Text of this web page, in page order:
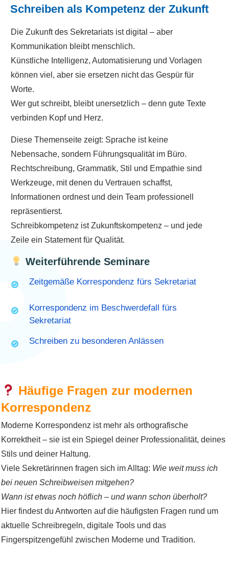
Schreiben als Kompetenz der Zukunft
Die Zukunft des Sekretariats ist digital – aber
Kommunikation bleibt menschlich.
Künstliche Intelligenz, Automatisierung und Vorlagen
können viel, aber sie ersetzen nicht das Gespür für
Worte.
Wer gut schreibt, bleibt unersetzlich – denn gute Texte
verbinden Kopf und Herz.
Diese Themenseite zeigt: Sprache ist keine
Nebensache, sondern Führungsqualität im Büro.
Rechtschreibung, Grammatik, Stil und Empathie sind
Werkzeuge, mit denen du Vertrauen schaffst,
Informationen ordnest und dein Team professionell
repräsentierst.
Schreibkompetenz ist Zukunftskompetenz – und jede
Zeile ein Statement für Qualität.
Weiterführende Seminare
Zeitgemäße Korrespondenz fürs Sekretariat
Korrespondenz im Beschwerdefall fürs
Sekretariat
Schreiben zu besonderen Anlässen
Häufige Fragen zur modernen
Korrespondenz
Moderne Korrespondenz ist mehr als orthografische
Korrektheit – sie ist ein Spiegel deiner Professionalität, deines
Stils und deiner Haltung.
Viele Sekretärinnen fragen sich im Alltag: Wie weit muss ich
bei neuen Schreibweisen mitgehen?
Wann ist etwas noch höflich – und wann schon überholt?
Hier findest du Antworten auf die häufigsten Fragen rund um
aktuelle Schreibregeln, digitale Tools und das
Fingerspitzengefühl zwischen Moderne und Tradition.